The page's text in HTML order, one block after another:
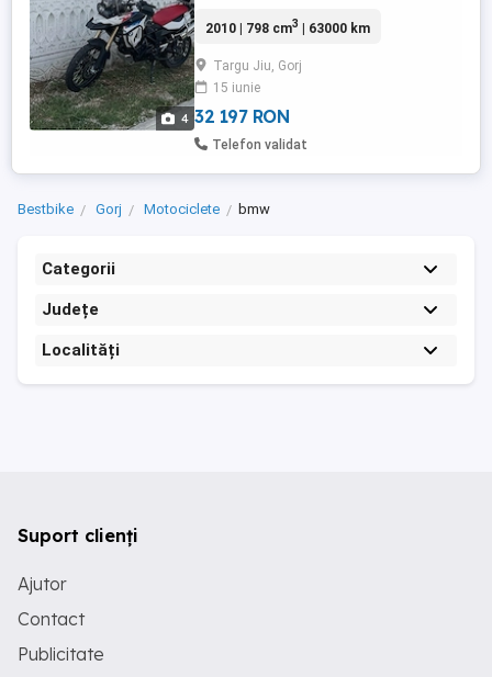
4
motech sistem automat ungere lanț se dă
2010 | 798 cm3 | 63000 km
Targu Jiu, Gorj
15 iunie
32 197 RON
Telefon validat
Bestbike Gorj Motociclete bmw
Categorii
Județe
Localități
Suport clienți
Ajutor
Contact
Publicitate